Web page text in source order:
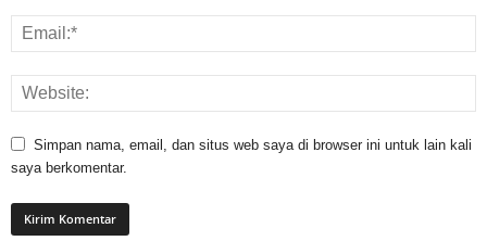
Simpan nama, email, dan situs web saya di browser ini untuk lain kali
saya berkomentar.